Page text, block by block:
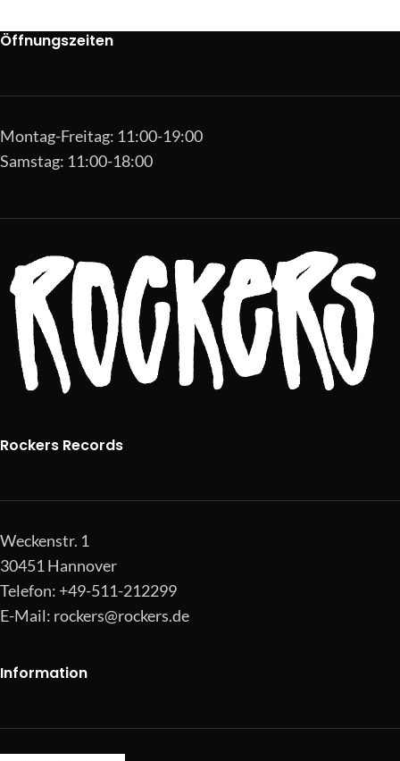
Öffnungszeiten
Montag-Freitag: 11:00-19:00
Samstag: 11:00-18:00
Rockers Records
Weckenstr. 1
30451 Hannover
Telefon: +49-511-212299
E-Mail: rockers@rockers.de
Information